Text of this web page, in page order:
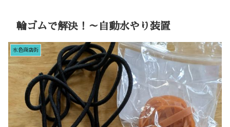
輪ゴムで解決！～自動水やり装置
水色商店街